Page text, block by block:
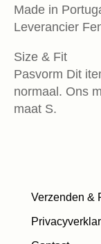
Made in
Leverancier
Size & Fit
Pasvorm Dit
normaal. Ons
maat S.
Verzenden &